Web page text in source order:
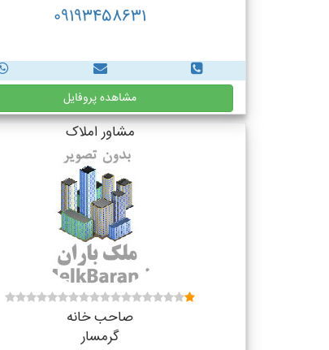
09193458631
مشاهده پروفایل
مشاور املاک
صاحب خانه
گرمسار